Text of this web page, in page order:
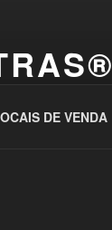
DE VENDA